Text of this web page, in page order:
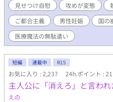
見せつけ自慰 攻めが変態
ご都合主義
男性妊娠 国の
医療魔法の無駄遣い
短編 連載中 R15
お気に入り : 2,237 24h.ポイント : 21
主人公に「消えろ」と言わ
えの